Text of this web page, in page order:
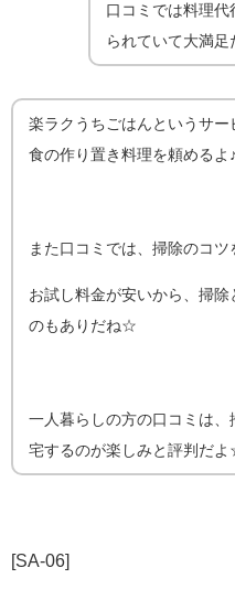
口コミでは料理
られていて大満足
楽ラクうちごはんというサ
食の作り置き料理を頼めるよ♪
また口コミでは、掃除のコツ
お試し料金が安いから、掃
のもありだね☆
一人暮らしの方の口コミは
宅するのが楽しみと評判だ
[SA-06]